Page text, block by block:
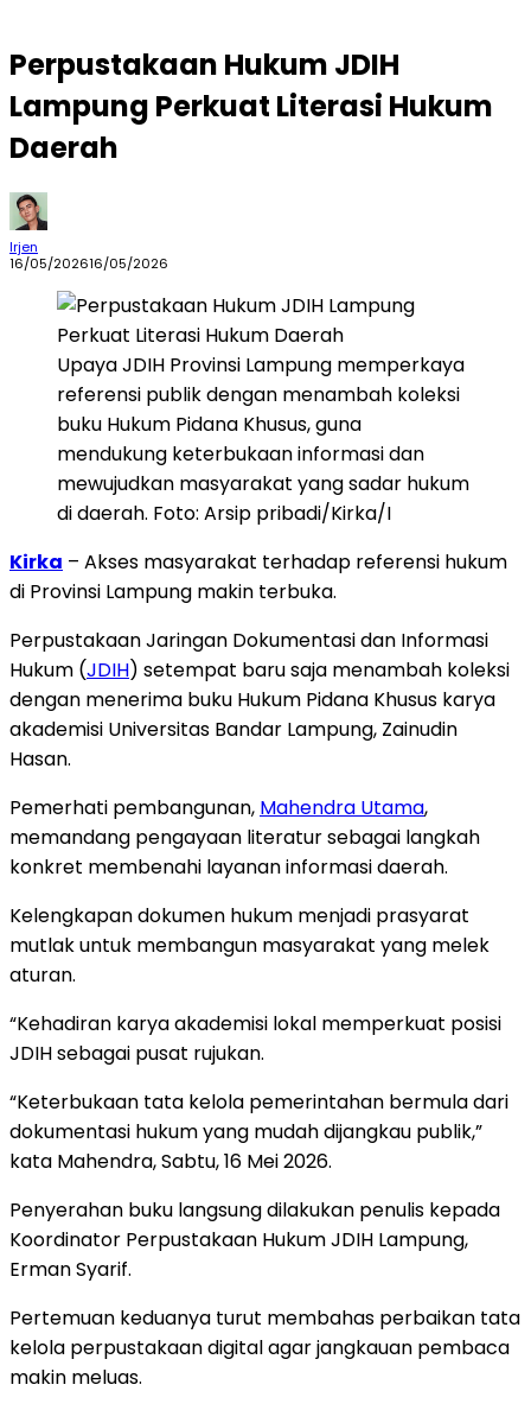
Perpustakaan Hukum JDIH
Lampung Perkuat Literasi Hukum
Daerah
Irjen
16/05/202616/05/2026
Upaya JDIH Provinsi Lampung memperkaya
referensi publik dengan menambah koleksi
buku Hukum Pidana Khusus, guna
mendukung keterbukaan informasi dan
mewujudkan masyarakat yang sadar hukum
di daerah. Foto: Arsip pribadi/Kirka/I
Kirka – Akses masyarakat terhadap referensi hukum
di Provinsi Lampung makin terbuka.
Perpustakaan Jaringan Dokumentasi dan Informasi
Hukum (JDIH) setempat baru saja menambah koleksi
dengan menerima buku Hukum Pidana Khusus karya
akademisi Universitas Bandar Lampung, Zainudin
Hasan.
Pemerhati pembangunan, Mahendra Utama,
memandang pengayaan literatur sebagai langkah
konkret membenahi layanan informasi daerah.
Kelengkapan dokumen hukum menjadi prasyarat
mutlak untuk membangun masyarakat yang melek
aturan.
“Kehadiran karya akademisi lokal memperkuat posisi
JDIH sebagai pusat rujukan.
“Keterbukaan tata kelola pemerintahan bermula dari
dokumentasi hukum yang mudah dijangkau publik,”
kata Mahendra, Sabtu, 16 Mei 2026.
Penyerahan buku langsung dilakukan penulis kepada
Koordinator Perpustakaan Hukum JDIH Lampung,
Erman Syarif.
Pertemuan keduanya turut membahas perbaikan tata
kelola perpustakaan digital agar jangkauan pembaca
makin meluas.